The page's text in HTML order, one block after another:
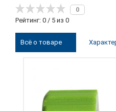
0
Рейтинг: 0 / 5 из 0
Всё о товаре